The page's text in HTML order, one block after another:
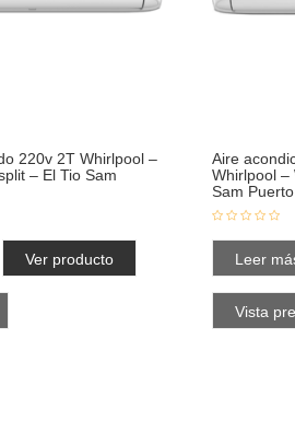
220v 2T Whirlpool –
– El Tio Sam
Ver producto
Aire
Whirlpool –
Sam
Leer
Vista